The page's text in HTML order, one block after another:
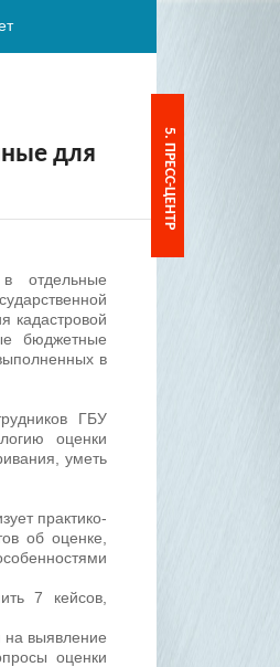
для
отдельные
кадастровой
бюджетные
в
ГБУ
оценки
уметь
практико-
об оценке,
7 кейсов,
на выявление
оценки
5. ПРЕСС-ЦЕНТР